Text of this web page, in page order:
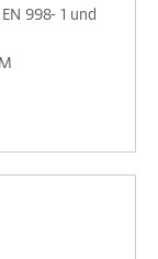
998- 1 und